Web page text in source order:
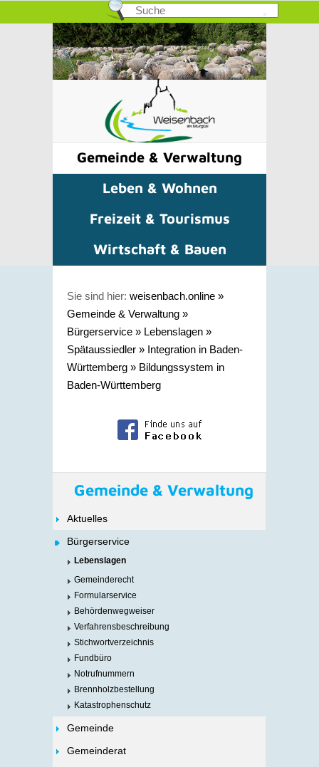
Gemeinde & Verwaltung
Leben & Wohnen
Freizeit & Tourismus
Wirtschaft & Bauen
Sie sind hier: weisenbach.online »
Gemeinde & Verwaltung »
Bürgerservice » Lebenslagen »
Spätaussiedler » Integration in Baden-
Württemberg » Bildungssystem in
Baden-Württemberg
Gemeinde & Verwaltung
Aktuelles
Bürgerservice
Lebenslagen
Gemeinderecht
Formularservice
Behördenwegweiser
Verfahrensbeschreibung
Stichwortverzeichnis
Fundbüro
Notrufnummern
Brennholzbestellung
Katastrophenschutz
Gemeinde
Gemeinderat